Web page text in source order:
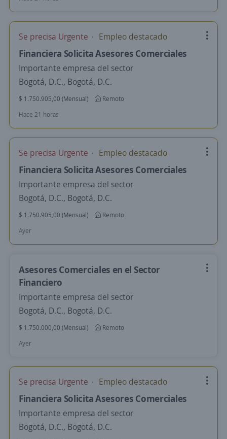
Se precisa Urgente Empleo destacado
Financiera Solicita Asesores Comerciales
Importante empresa del sector
Bogotá, D.C., Bogotá, D.C.
$ 1.750.905,00 (Mensual)
Remoto
Hace 21 horas
Se precisa Urgente Empleo destacado
Financiera Solicita Asesores Comerciales
Importante empresa del sector
Bogotá, D.C., Bogotá, D.C.
$ 1.750.905,00 (Mensual)
Remoto
Ayer
Asesores Comerciales en el Sector
Financiero
Importante empresa del sector
Bogotá, D.C., Bogotá, D.C.
$ 1.750.000,00 (Mensual)
Remoto
Ayer
Se precisa Urgente Empleo destacado
Financiera Solicita Asesores Comerciales
Importante empresa del sector
Bogotá, D.C., Bogotá, D.C.